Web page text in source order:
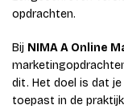
opdrachten.
Bij NIMA A Online
dit. Het doel is dat
toepast in de